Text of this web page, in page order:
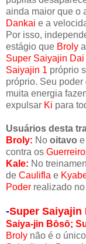
ainda maior que o
Dankai e a
Por isso,
estágio que Broly
Super Saiyajin
Saiyajin 1 próprio
próprio. Seu
muita energia
expulsar Ki para
Usuários desta
Broly: No oitavo e
contra os
Kale: No
de Caulifla e
Poder realizado no
-Super Saiyajin
Saiya-jin Bōsō;
Broly não é o